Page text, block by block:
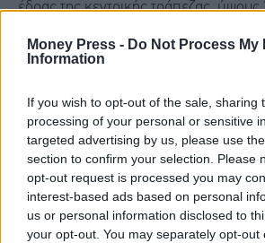
Money Press - Do Not Process My
Information
If you wish to opt-out of the sale, sharing
processing of your personal or sensitive
targeted advertising by us, please use
section to confirm your selection. Please
opt-out request is processed you may
interest-based ads based on personal
us or personal information disclosed to
your opt-out. You may separately opt-out
έδρας της κεντρικής τράπεζας, ύψους
δισεκατομμυρίων δολαρίων. Ο Τίλις
έχει πολιτικά κίνητρα.
Ένας ομοσπονδιακός δικαστής
το μήνα τις αποφάσεις που εξέδωσε
Δικαιοσύνης για την υπόθεση, αλλά η
των ΗΠΑΤζανίν Πίροέχει δεσμευτεί
κατά της απόφασης αυτής, πράγμα που